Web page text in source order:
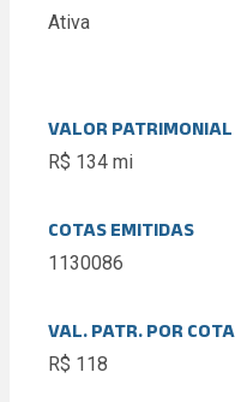
Ativa
VALOR PATRIMONIAL
R$ 134 mi
COTAS EMITIDAS
1130086
VAL. PATR. POR COTA
R$ 118